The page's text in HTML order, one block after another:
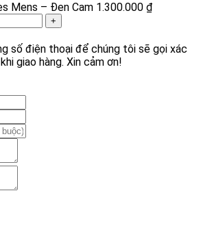
Mens – Đen Cam 1.300.000 ₫
số điện thoại để chúng tôi sẽ gọi xác
giao hàng. Xin cảm ơn!